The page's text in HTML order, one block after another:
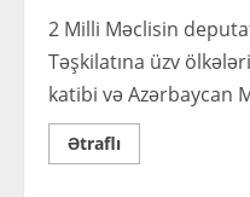
2 Milli Məclisin
Təşkilatına üzv
katibi və Azərbaycan
ƏtraflıRead
more